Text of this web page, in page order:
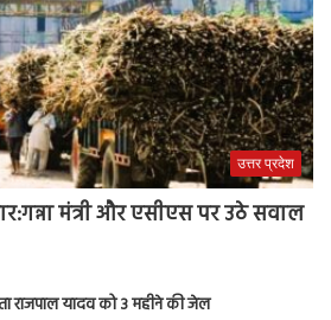
उत्तर प्रदेश
मंत्री और एसीएस पर उठे सवाल
राजपाल यादव को 3 महीने की जेल